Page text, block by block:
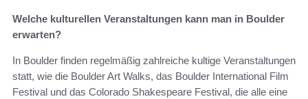
Welche kulturellen Veranstaltungen kann man in Boulder
erwarten?
In Boulder finden regelmäßig zahlreiche kultige Veranstaltungen
statt, wie die Boulder Art Walks, das Boulder International Film
Festival und das Colorado Shakespeare Festival, die alle eine